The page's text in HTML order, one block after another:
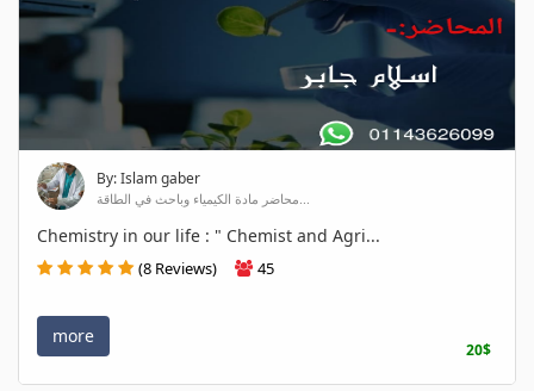
By: Islam gaber
محاضر مادة الكيمياء وباحث في الطاقة...
Chemistry in our life : " Chemist and Agri...
(8 Reviews) 45
more
20$